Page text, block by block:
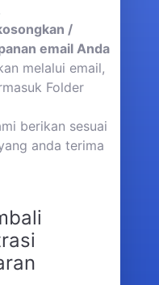
/
email Anda
melalui email,
Folder
berikan sesuai
anda terima